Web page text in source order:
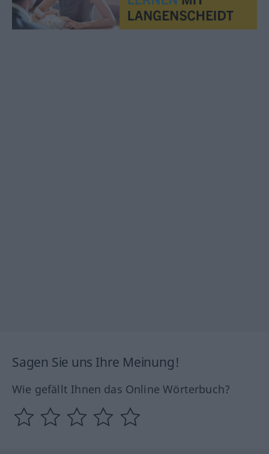
Sagen Sie uns Ihre Meinung!
Wie gefällt Ihnen das Online Wörterbuch?